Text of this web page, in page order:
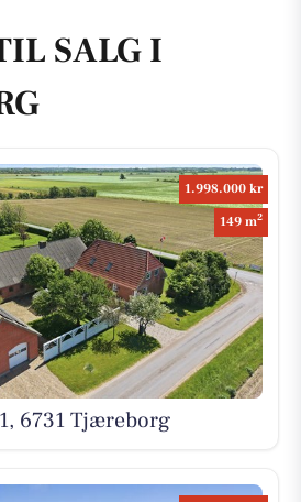
SALG I
1.998.000 kr
149 m2
6731 Tjæreborg